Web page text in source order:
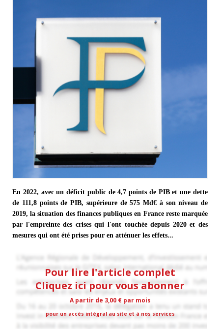
En 2022, avec un déficit public de 4,7 points de PIB et une dette
de 111,8 points de PIB, supérieure de 575 Md€ à son niveau de
2019, la situation des finances publiques en France reste marquée
par l'empreinte des crises qui l'ont touchée depuis 2020 et des
mesures qui ont été prises pour en atténuer les effets...
Pour lire l'article complet
Cliquez ici pour vous abonner
A partir de 3,00 € par mois
pour un accès intégral au site et à nos services